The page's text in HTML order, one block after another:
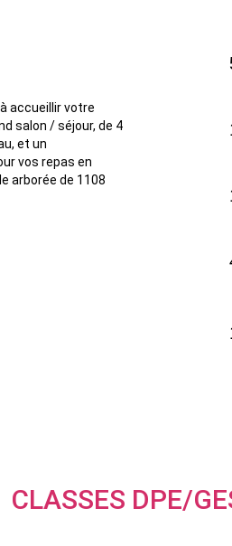
accueillir votre
salon / séjour, de 4
et un
vos repas en
arborée de 1108
CLASSES DPE/